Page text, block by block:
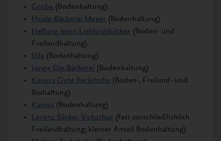
Grobe (Bodenhaltung)
Heide-Bäckerei Meyer (Bodenhaltung)
Helbing mein Lieblingsbäcker (Boden- und
Freilandhaltung)
Ihle (Bodenhaltung)
Junge Die Bäckerei (Bodenhaltung)
Kaisers Gute Backstube (Boden-, Freiland- und
Biohaltung)
Kamps (Bodenhaltung)
Lorenz Bäcker Victorbur (fast ausschließlichlich
Freilandhaltung; kleiner Anteil Bodenhaltung)